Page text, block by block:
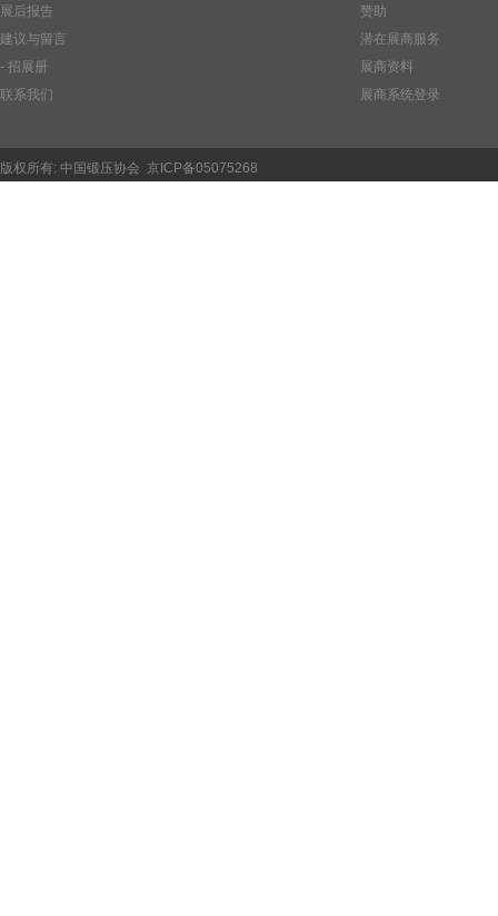
展后报告
建议与留言
- 招展册
联系我们
赞助
潜在展商服务
展商资料
展商系统登录
版权所有: 中国锻压协会 京ICP备05075268